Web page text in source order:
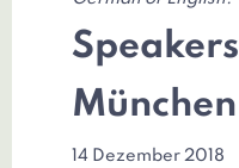
Speakers
München
14 Dezember 2018